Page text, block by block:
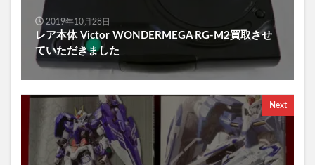
2019年10月28日
レア本体 Victor WONDERMEGA RG-M2買取させ
ていただきました
Next